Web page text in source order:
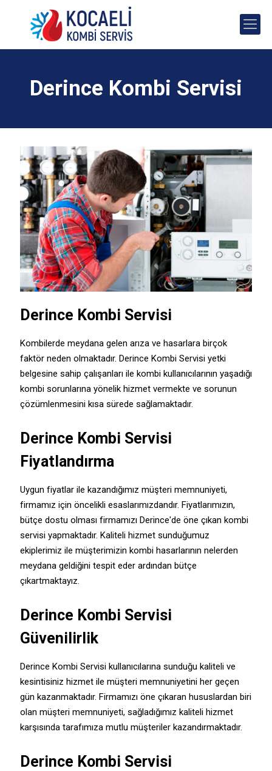
Derince Kombi Servisi
Derince Kombi Servisi
Kombilerde meydana gelen arıza ve hasarlara birçok
faktör neden olmaktadır. Derince Kombi Servisi yetki
belgesine sahip çalışanları ile kombi kullanıcılarının yaşadığı
kombi sorunlarına yönelik hizmet vermekte ve sorunun
çözümlenmesini kısa sürede sağlamaktadır.
Derince Kombi Servisi
Fiyatlandırma
Uygun fiyatlar ile kazandığımız müşteri memnuniyeti,
firmamız için öncelikli esaslarımızdandır. Fiyatlarımızın,
bütçe dostu olması firmamızı Derince'de öne çıkan kombi
servisi yapmaktadır. Kaliteli hizmet sunduğumuz
ekiplerimiz ile müşterimizin kombi hasarlarının nelerden
meydana geldiğini tespit eder ardından bütçe
çıkartmaktayız.
Derince Kombi Servisi
Güvenilirlik
Derince Kombi Servisi kullanıcılarına sunduğu kaliteli ve
kesintisiniz hizmet ile müşteri memnuniyetini her geçen
gün kazanmaktadır. Firmamızı öne çıkaran hususlardan biri
olan müşteri memnuniyeti, sağladığımız kaliteli hizmet
karşısında tarafımıza mutlu müşteriler kazandırmaktadır.
Derince Kombi Servisi